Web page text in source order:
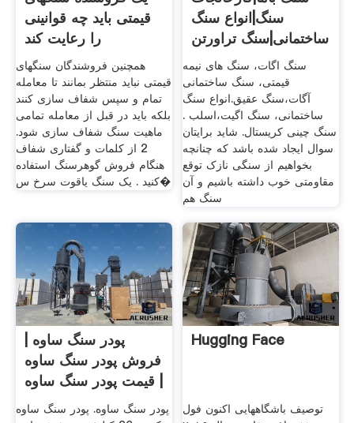
قیمتی باید چه قوانینی
را رعایت کند
همچنین فروشندگان سنگهای
قیمتی نباید منتظر بمانند تا معامله
تمام و سپس شفاف سازی کنند
بلکه باید در قبل از معامله تمامی
ماهیت سنگ شفاف سازی شود.
2 از کلمات و گفتاری شفاف
هنگام فروش گوهرسنگ استفاده
کنید . یک سنگ یاقوت سرخ س�
سنگ|انواع سنگ
ساختمانی|سنگ تراورتن
سنگ اگات، سنگ های نیمه
قیمتی، سنگ ساختمانی
آگات،سنگ عقیق.انواع سنگ
ساختمانی، سنگ اگیت،اسلب .
سنگ چینی کریستال. شاید برایتان
سوال ایجاد شده باشد که چنانچه
بخواهیم از سنگی نازک توقع
مقاومتی خوب داشته باشیم و آن
سنگ هم
پودر سنگ ساوه |
فروش پودر سنگ ساوه
| قیمت پودر سنگ ساوه
پودر سنگ ساوه. پودر سنگ ساوه
Hugging Face
توصیف باشگاههایی اکنون فول